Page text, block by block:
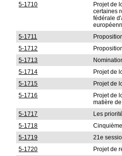
5-1710
Projet de
certaines
fédérale
5-1711
5-1712
5-1713
5-1714
Projet de
5-1715
Projet de
5-1716
Projet de
matière
5-1717 Les
5-1718
5-1719
21e
5-1720
Projet de